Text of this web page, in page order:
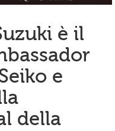
è il
e
della